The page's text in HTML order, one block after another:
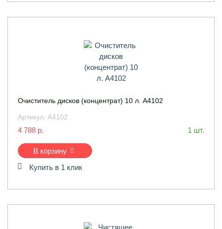
Очиститель дисков (концентрат) 10 л. A4102
Артикул: A4102
4 788 р. 1 шт.
В корзину
Купить в 1 клик